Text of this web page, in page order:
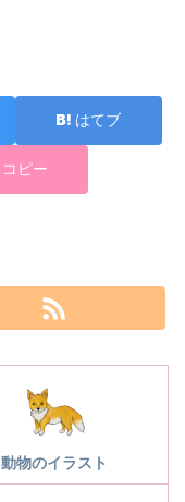
はてブ
コピー
動物のイラスト